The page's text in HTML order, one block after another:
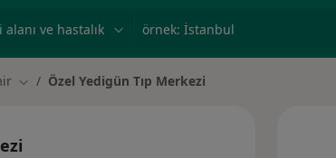
örnek: İstanbul
Şehir değiştir
Özel Yedigün Tıp Merkezi